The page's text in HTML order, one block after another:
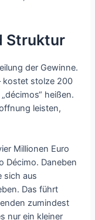
Struktur
der Gewinne.
kostet stolze 200
heißen.
leisten,
Millionen Euro
Décimo. Daneben
sich aus
Das führt
zumindest
nur ein kleiner